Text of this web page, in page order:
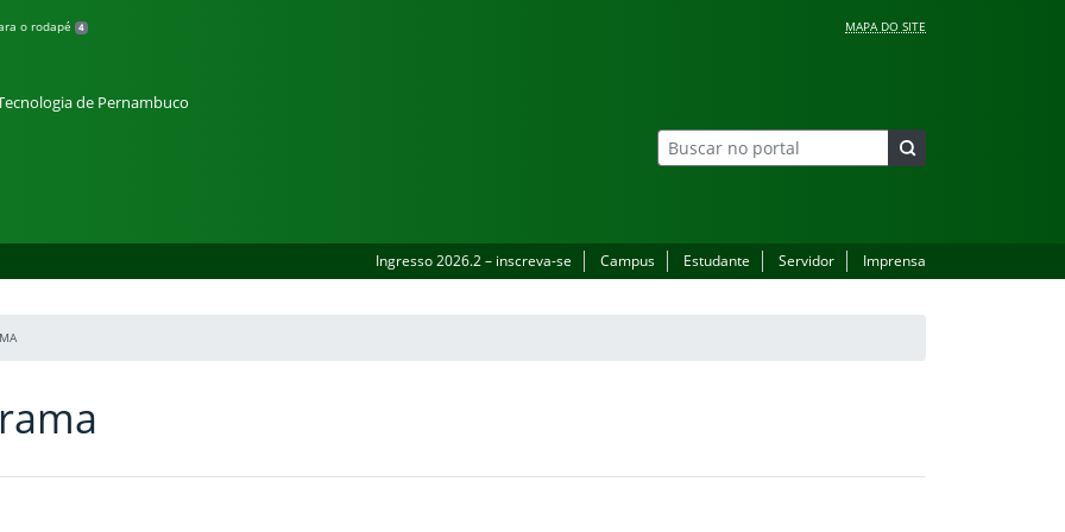
o rodapé 4 MAPA DO SITE
de Pernambuco
Ingresso 2026.2 – inscreva-se Campus Estudante Servidor Imprensa